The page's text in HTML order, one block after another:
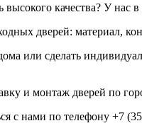
качества? У
дверей: материал,
или сделать
и монтаж дверей по
с нами по телефону +7